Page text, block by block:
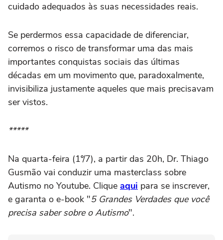
cuidado adequados às suas necessidades reais.
Se perdermos essa capacidade de diferenciar,
corremos o risco de transformar uma das mais
importantes conquistas sociais das últimas
décadas em um movimento que, paradoxalmente,
invisibiliza justamente aqueles que mais precisavam
ser vistos.
*****
Na quarta-feira (1º/7), a partir das 20h, Dr. Thiago
Gusmão vai conduzir uma masterclass sobre
Autismo no Youtube. Clique aqui para se inscrever,
e garanta o e-book "5 Grandes Verdades que você
precisa saber sobre o Autismo".